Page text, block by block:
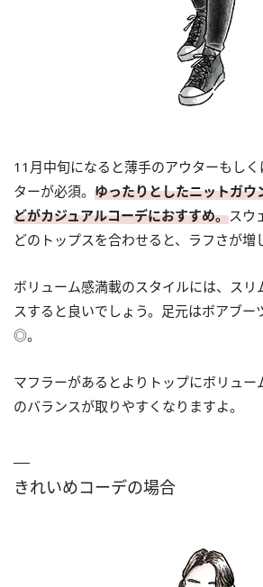
11月中旬になると薄手のアウターもし
ターが必須。 ゆったりとしたニットガウ
どがカジュアルコーデにおすすめ。スウ
どのトップスを合わせると、ラフさが増
ボリューム感満載のスタイルには、スリ
スすると良いでしょう。足元はボアブー
◎。
マフラーがあるとよりトップにボリュー
のバランスが取りやすくなりますよ。
きれいめコーデの場合